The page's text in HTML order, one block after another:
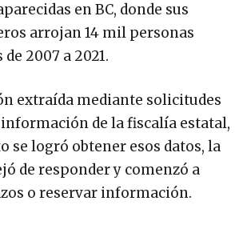
en BC, donde sus
arrojan 14 mil personas
2007 a 2021.
extraída mediante solicitudes
información de la fiscalía estatal,
se logró obtener esos datos, la
de responder y comenzó a
o reservar información.